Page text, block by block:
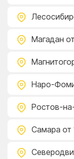
Магадан
Наро-
Ростов-
Самара от